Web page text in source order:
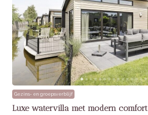
Gezins- en groepsverblijf
Luxe watervilla met modern comfort